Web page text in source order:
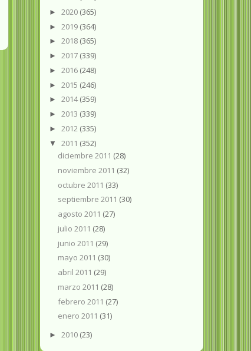
► 2020 (365)
► 2019 (364)
► 2018 (365)
► 2017 (339)
► 2016 (248)
► 2015 (246)
► 2014(359)
► 2013 (339)
► 2012 (335)
▼ 2011 (352)
diciembre 2011 (28)
noviembre 2011 (32)
octubre 2011 (33)
septiembre 2011 (30)
agosto 2011 (27)
julio 2011 (28)
junio 2011 (29)
mayo 2011 (30)
abril 2011 (29)
marzo 2011 (28)
febrero 2011 (27)
enero 2011 (31)
► 2010 (23)